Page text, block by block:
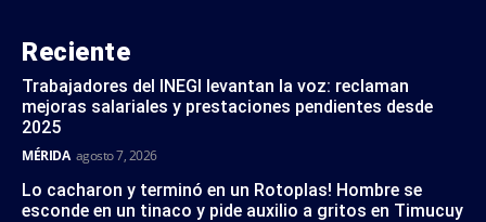
Reciente
Trabajadores del INEGI levantan la voz: reclaman
mejoras salariales y prestaciones pendientes desde
2025
MÉRIDA agosto 7, 2026
Lo cacharon y terminó en un Rotoplas! Hombre se
esconde en un tinaco y pide auxilio a gritos en Timucuy